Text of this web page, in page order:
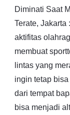
Diminati Saat
Terate, Jakarta
aktifitas
membuat
lintas yang
ingin tetap
dari tempat
bisa menjadi